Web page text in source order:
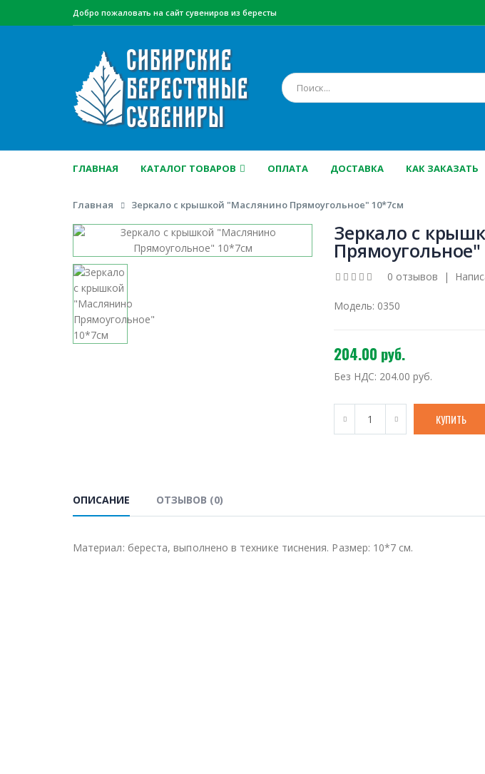
Добро пожаловать на сайт сувениров из бересты
ГЛАВНАЯ КАТАЛОГ ТОВАРОВ ОПЛАТА ДОСТАВКА КАК ЗАКАЗАТЬ
Главная Зеркало с крышкой "Маслянино Прямоугольное" 10*7см
Зеркало с
0 отзывов |
Модель: 0350
204.00 руб.
Без НДС: 204.00 руб.
ОПИСАНИЕ ОТЗЫВОВ (0)
Материал: береста, выполнено в технике тиснения. Размер: 10*7 см.